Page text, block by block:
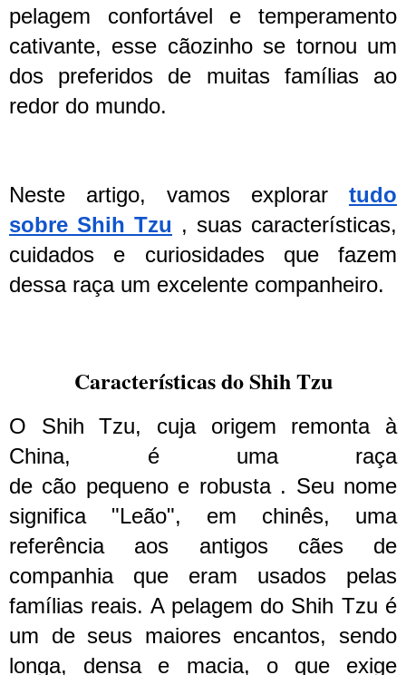
pelagem confortável e temperamento
cativante, esse cãozinho se tornou um
dos preferidos de muitas famílias ao
redor do mundo.
Neste artigo, vamos explorar tudo
sobre Shih Tzu , suas características,
cuidados e curiosidades que fazem
dessa raça um excelente companheiro.
Características do Shih Tzu
O Shih Tzu, cuja origem remonta à
China, é uma raça
de cão pequenoe robusta. Seu nome
significa "Leão", em chinês, uma
referência aos antigos cães de
companhia que eram usados pelas
famílias reais. A pelagem do Shih Tzu é
um de seus maiores encantos, sendo
longa, densa e macia, o que exige